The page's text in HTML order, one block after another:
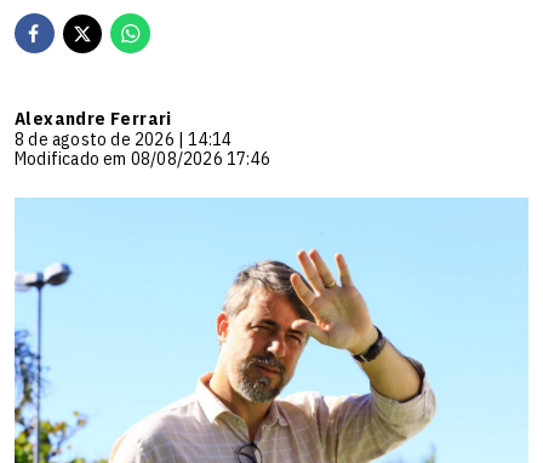
Alexandre Ferrari
8 de agosto de 2026 | 14:14
Modificado em 08/08/2026 17:46